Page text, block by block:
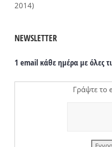
2014)
NEWSLETTER
1 email κάθε ημέρα με όλες
Γράψτε το